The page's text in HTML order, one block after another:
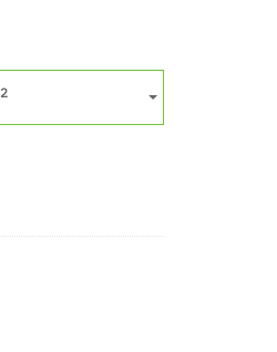
2